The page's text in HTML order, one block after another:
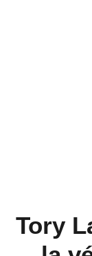
Tory